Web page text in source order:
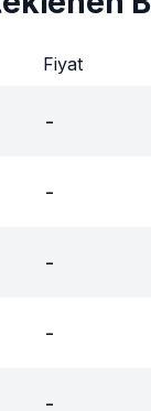
Fiyat
-
-
-
-
-